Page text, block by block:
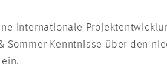
internationale
Sommer Kenntnisse über den